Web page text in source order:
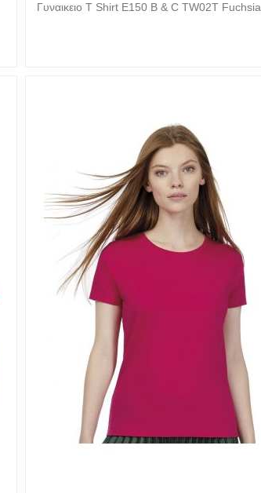
Γυναικειο T Shirt E150 B & C TW02T Fuchsia